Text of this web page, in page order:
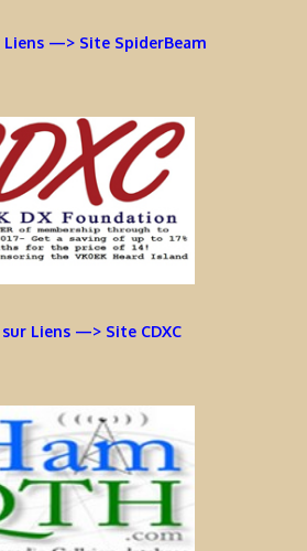
Liens —> Site SpiderBeam
Liens —> Site CDXC